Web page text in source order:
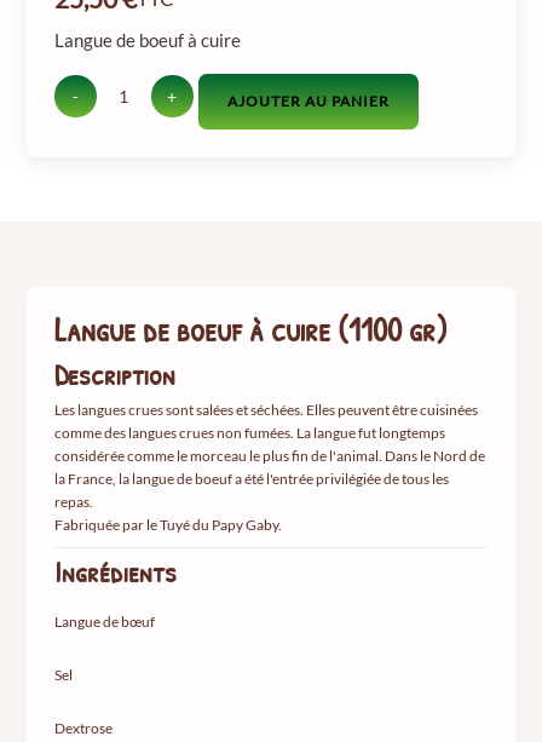
Langue de boeuf à cuire
-
quantité
+ AJOUTER AU PANIER
Langue de boeuf à cuire (1100 gr)
Description
Les langues crues sont salées et séchées. Elles peuvent être cuisinées
comme des langues crues non fumées. La langue fut longtemps
considérée comme le morceau le plus fin de l'animal. Dans le Nord de
la France, la langue de boeuf a été l'entrée privilégiée de tous les
repas.
Fabriquée par le Tuyé du Papy Gaby.
Ingrédients
Langue de bœuf
Sel
Dextrose